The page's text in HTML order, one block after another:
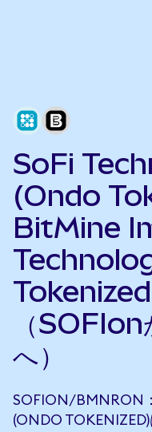
SoFi
(Ondo
BitMine
（
へ）
SOFION/BMNRON
(ONDO